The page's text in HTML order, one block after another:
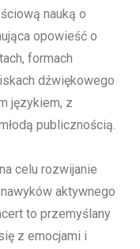
nauką o
opowieść o
formach
dźwiękowego
językiem, z
publicznością.
celu rozwijanie
aktywnego
to przemyślany
z emocjami i